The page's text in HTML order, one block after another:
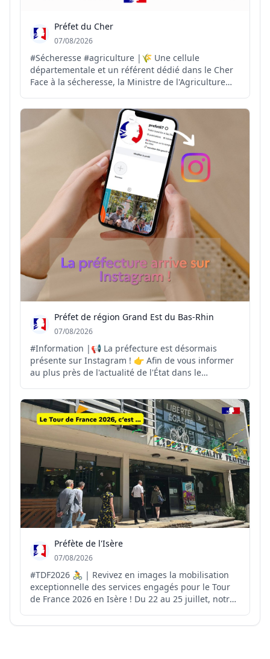
Préfet du Cher
07/08/2026
#Sécheresse #agriculture |🌾 Une cellule
départementale et un référent dédié dans le Cher
Face à la sécheresse, la Ministre de l'Agriculture
sécheresse et la désignation d'un référent dans
chaque département. 📝 Dans le Cher, Philippe
COLIN est nomm...
Préfet de région Grand Est du Bas-Rhin
07/08/2026
#Information |📢 La préfecture est désormais
présente sur Instagram ! 👉 Afin de vous informer
au plus près de l'actualité de l'État dans le
compte Instagram. Vous y retrouverez : 🔹 les
principales actualités de la préfecture 🔹 les
actions condui...
Préfète de l'Isère
07/08/2026
#TDF2026 🚴 | Revivez en images la mobilisation
exceptionnelle des services engagés pour le Tour
de France 2026 en Isère ! Du 22 au 25 juillet, notre
France. 4️⃣ jours d’engagement collectif pour